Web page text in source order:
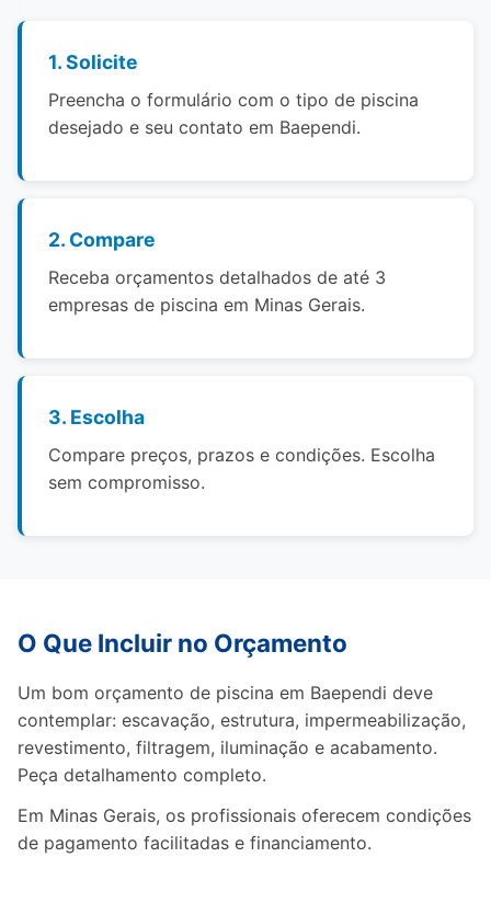
1. Solicite
Preencha o formulário com o tipo de piscina
desejado e seu contato em Baependi.
2. Compare
Receba orçamentos detalhados de até 3
empresas de piscina em Minas Gerais.
3. Escolha
Compare preços, prazos e condições. Escolha
sem compromisso.
O Que Incluir no Orçamento
Um bom orçamento de piscina em Baependi deve
contemplar: escavação, estrutura, impermeabilização,
revestimento, filtragem, iluminação e acabamento.
Peça detalhamento completo.
Em Minas Gerais, os profissionais oferecem condições
de pagamento facilitadas e financiamento.